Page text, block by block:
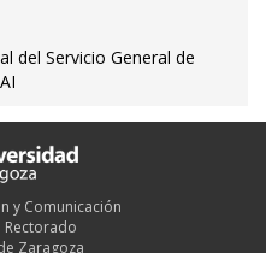
del Servicio General de
y Comunicación
Rectorado
Zaragoza